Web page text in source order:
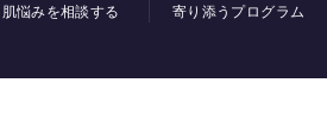
肌悩みを相談する
寄り添うプログラム